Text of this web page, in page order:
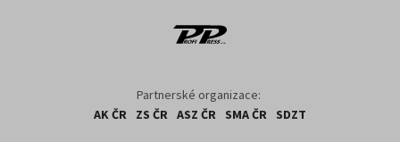
Partnerské organizace:
AK ČR
ZS ČR ASZ ČR SMA ČR SDZT